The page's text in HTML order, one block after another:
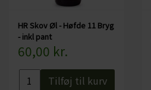
HR Skov Øl - Høfde 11 Bryg
- inkl pant
60,00 kr.
Tilføj til kurv